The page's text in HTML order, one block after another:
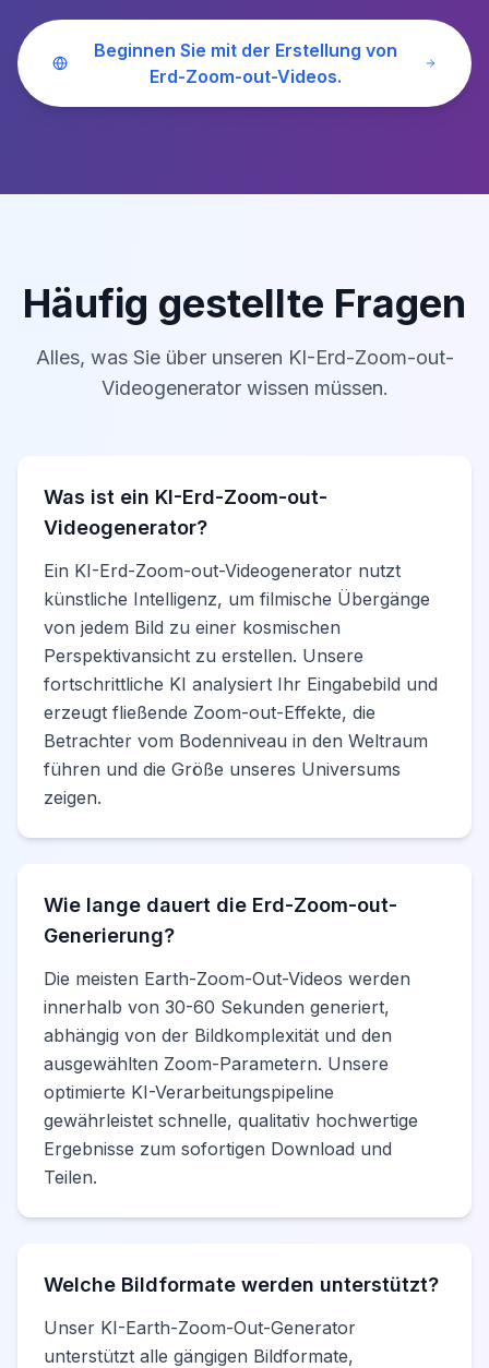
Beginnen Sie mit der Erstellung von
Erd-Zoom-out-Videos.
Häufig gestellte Fragen
Alles, was Sie über unseren KI-Erd-Zoom-out-
Videogenerator wissen müssen.
Was ist ein KI-Erd-Zoom-out-
Videogenerator?
Ein KI-Erd-Zoom-out-Videogenerator nutzt
künstliche Intelligenz, um filmische Übergänge
von jedem Bild zu einer kosmischen
Perspektivansicht zu erstellen. Unsere
fortschrittliche KI analysiert Ihr Eingabebild und
erzeugt fließende Zoom-out-Effekte, die
Betrachter vom Bodenniveau in den Weltraum
führen und die Größe unseres Universums
zeigen.
Wie lange dauert die Erd-Zoom-out-
Generierung?
Die meisten Earth-Zoom-Out-Videos werden
innerhalb von 30-60 Sekunden generiert,
abhängig von der Bildkomplexität und den
ausgewählten Zoom-Parametern. Unsere
optimierte KI-Verarbeitungspipeline
gewährleistet schnelle, qualitativ hochwertige
Ergebnisse zum sofortigen Download und
Teilen.
Welche Bildformate werden unterstützt?
Unser KI-Earth-Zoom-Out-Generator
unterstützt alle gängigen Bildformate,